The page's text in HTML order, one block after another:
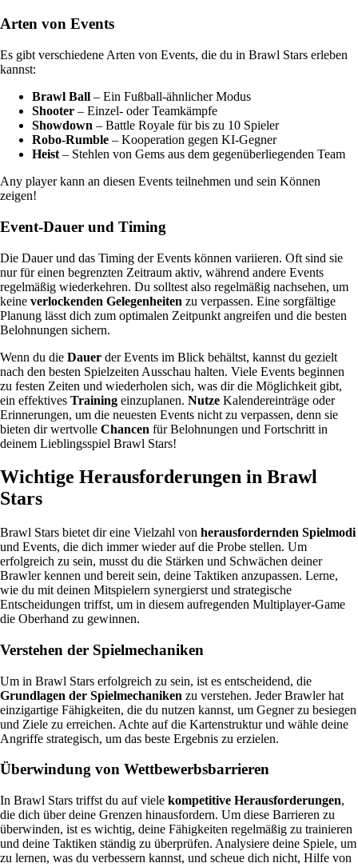
Arten von Events
Es gibt verschiedene Arten von Events, die du in Brawl Stars erleben
kannst:
Brawl Ball – Ein Fußball-ähnlicher Modus
Shooter – Einzel- oder Teamkämpfe
Showdown – Battle Royale für bis zu 10 Spieler
Robo-Rumble – Kooperation gegen KI-Gegner
Heist – Stehlen von Gems aus dem gegenüberliegenden Team
Any player kann an diesen Events teilnehmen und sein Können
zeigen!
Event-Dauer und Timing
Die Dauer und das Timing der Events können variieren. Oft sind sie
nur für einen begrenzten Zeitraum aktiv, während andere Events
regelmäßig wiederkehren. Du solltest also regelmäßig nachsehen, um
keine verlockenden Gelegenheiten zu verpassen. Eine sorgfältige
Planung lässt dich zum optimalen Zeitpunkt angreifen und die besten
Belohnungen sichern.
Wenn du die Dauer der Events im Blick behältst, kannst du gezielt
nach den besten Spielzeiten Ausschau halten. Viele Events beginnen
zu festen Zeiten und wiederholen sich, was dir die Möglichkeit gibt,
ein effektives Training einzuplanen. Nutze Kalendereinträge oder
Erinnerungen, um die neuesten Events nicht zu verpassen, denn sie
bieten dir wertvolle Chancen für Belohnungen und Fortschritt in
deinem Lieblingsspiel Brawl Stars!
Wichtige Herausforderungen in Brawl
Stars
Brawl Stars bietet dir eine Vielzahl von herausfordernden Spielmodi
und Events, die dich immer wieder auf die Probe stellen. Um
erfolgreich zu sein, musst du die Stärken und Schwächen deiner
Brawler kennen und bereit sein, deine Taktiken anzupassen. Lerne,
wie du mit deinen Mitspielern synergierst und strategische
Entscheidungen triffst, um in diesem aufregenden Multiplayer-Game
die Oberhand zu gewinnen.
Verstehen der Spielmechaniken
Um in Brawl Stars erfolgreich zu sein, ist es entscheidend, die
Grundlagen der Spielmechaniken zu verstehen. Jeder Brawler hat
einzigartige Fähigkeiten, die du nutzen kannst, um Gegner zu besiegen
und Ziele zu erreichen. Achte auf die Kartenstruktur und wähle deine
Angriffe strategisch, um das beste Ergebnis zu erzielen.
Überwindung von Wettbewerbsbarrieren
In Brawl Stars triffst du auf viele kompetitive Herausforderungen,
die dich über deine Grenzen hinausfordern. Um diese Barrieren zu
überwinden, ist es wichtig, deine Fähigkeiten regelmäßig zu trainieren
und deine Taktiken ständig zu überprüfen. Analysiere deine Spiele, um
zu lernen, was du verbessern kannst, und scheue dich nicht, Hilfe von